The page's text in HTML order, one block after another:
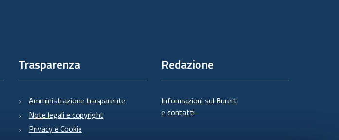
Trasparenza
Amministrazione trasparente
Note legali e copyright
Privacy e Cookie
Redazione
Informazioni sul Burert
e contatti